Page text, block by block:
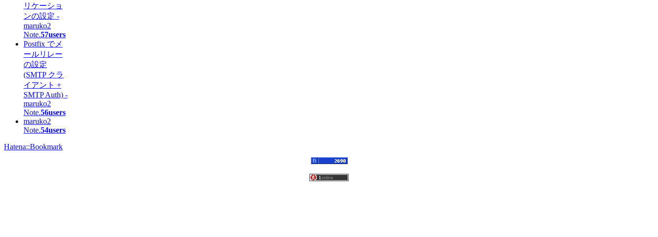
リケーショ
ンの設定 -
maruko2
Note.57users
Postfix でメ
ールリレー
の設定
(SMTP クラ
イアント +
SMTP Auth) -
maruko2
Note.56users
maruko2
Note.54users
Hatena::Bookmark